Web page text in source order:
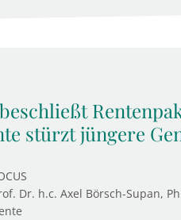
stürzt jüngere
Dr. h.c. Axel Börsch-Supan,